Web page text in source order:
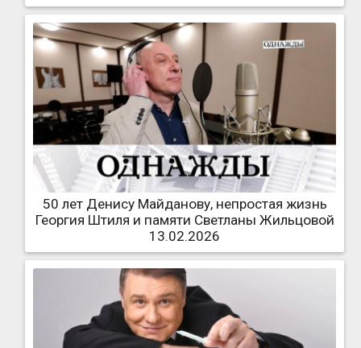
50 лет Денису Майданову, непростая жизнь
Георгия Штиля и памяти Светланы Жильцовой
13.02.2026